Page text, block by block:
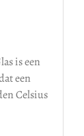
is een
een
Celsius